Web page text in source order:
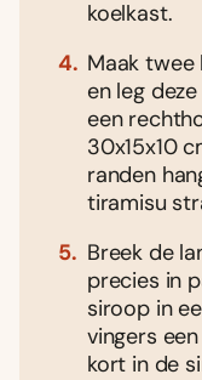
koelkast.
Maak twee
en leg
een
30x15x10
randen
tiramisu
Breek de
precies in
siroop in
vingers
kort in de